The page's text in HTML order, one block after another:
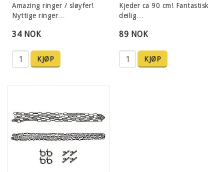
Amazing ringer / sløyfer!
Nyttige ringer…
34 NOK
KJØP
Kjeder ca 90 cm! Fantastisk
deilig…
89 NOK
KJØP